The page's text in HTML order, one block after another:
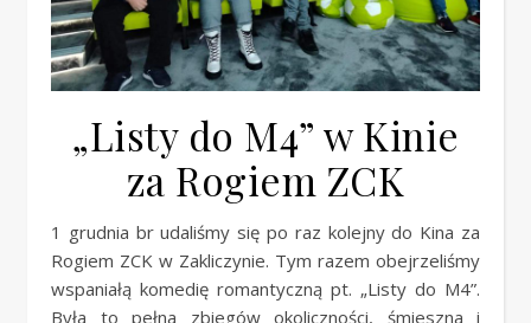
„Listy do M4” w Kinie
za Rogiem ZCK
1 grudnia br udaliśmy się po raz kolejny do Kina za
Rogiem ZCK w Zakliczynie. Tym razem obejrzeliśmy
wspaniałą komedię romantyczną pt. „Listy do M4”.
Była to pełna zbiegów okoliczności, śmieszna i